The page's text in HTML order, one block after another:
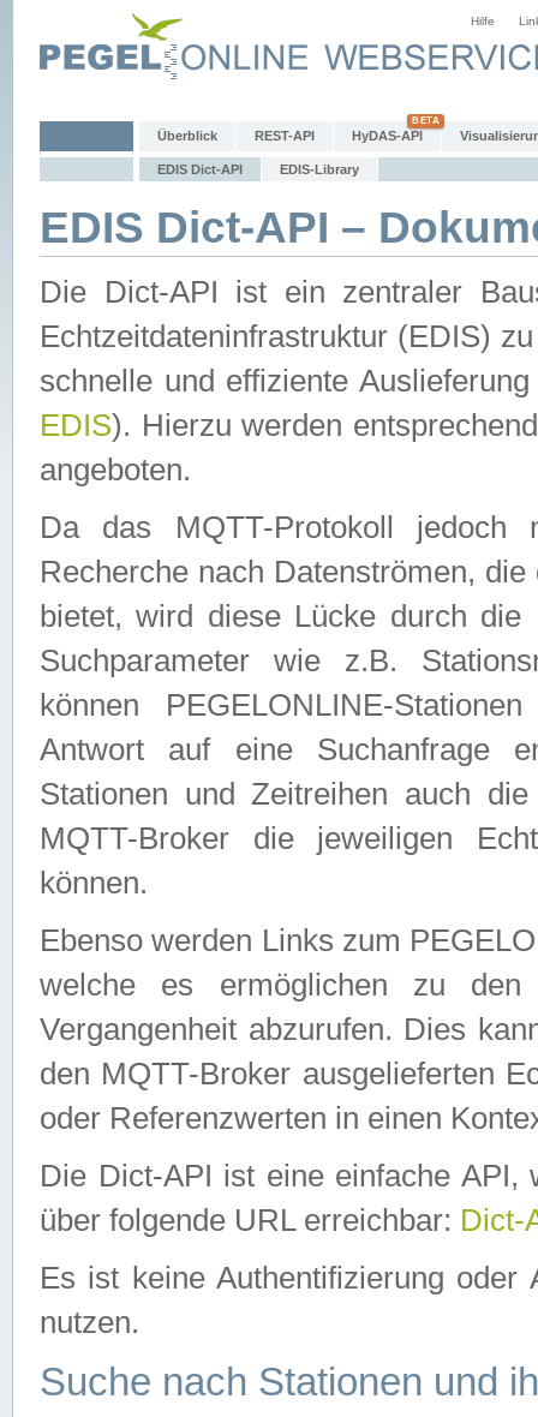
Hilfe
Überblick REST-API HyDAS-API
EDIS Dict-API EDIS-Library
EDIS Dict-API –
Die Dict-API ist ein zentraler
Echtzeitdateninfrastruktur (EDIS)
schnelle und effiziente
EDIS). Hierzu werden
angeboten.
Da das MQTT-Protokoll jedoch
Recherche nach Datenströmen,
bietet, wird diese Lücke durch die
Suchparameter wie z.B.
können PEGELONLINE-
Antwort auf eine Suchanfrage
Stationen und Zeitreihen auch
MQTT-Broker die jeweiligen
können.
Ebenso werden Links zum
welche es ermöglichen zu den
Vergangenheit abzurufen. Dies
den MQTT-Broker ausgelieferten
oder Referenzwerten in einen
Die Dict-API ist eine einfache API,
über folgende URL erreichbar: Dict-
Es ist keine Authentifizierung
nutzen.
Suche nach Stationen und